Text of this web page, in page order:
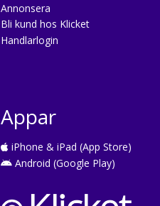
Annonsera
Bli kund hos Klicket
Handlarlogin
Appar
iPhone & iPad (App Store)
Android (Google Play)